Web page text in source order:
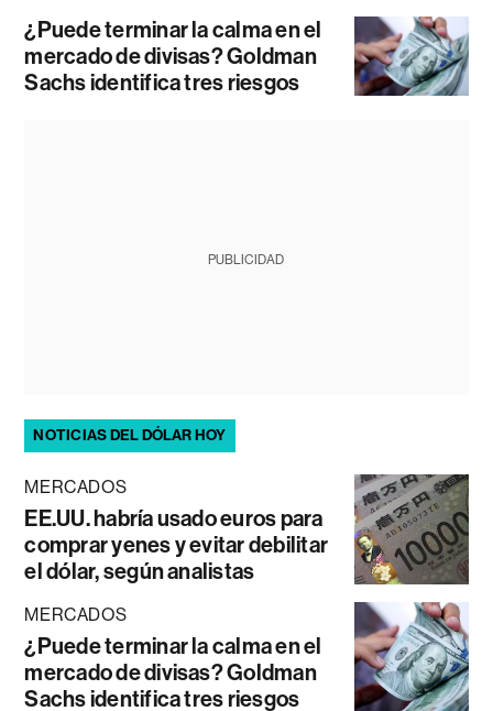
¿Puede terminar la calma en el
mercado de divisas? Goldman
Sachs identifica tres riesgos
PUBLICIDAD
NOTICIAS DEL DÓLAR HOY
MERCADOS
EE.UU. habría usado euros para
comprar yenes y evitar debilitar
el dólar, según analistas
MERCADOS
¿Puede terminar la calma en el
mercado de divisas? Goldman
Sachs identifica tres riesgos